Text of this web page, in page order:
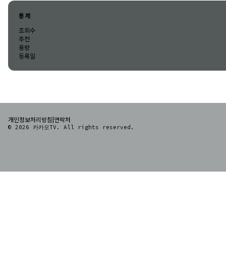
통계
조회수
추천
용량
등록일
개인정보처리방침 연락처
© 2026 카카오TV. All rights reserved.